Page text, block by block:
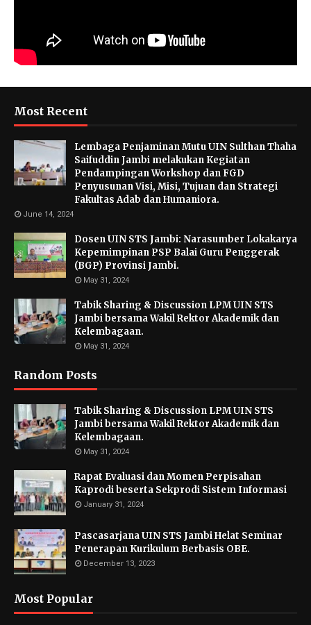
Most Recent
Lembaga Penjaminan Mutu UIN Sulthan Thaha
Saifuddin Jambi melakukan Kegiatan
Pendampingan Workshop dan FGD
Penyusunan Visi, Misi, Tujuan dan Strategi
Fakultas Adab dan Humaniora.
June 14, 2024
Dosen UIN STS Jambi: Narasumber Lokakarya
Kepemimpinan PSP Balai Guru Penggerak
(BGP) Provinsi Jambi.
May 31, 2024
Tabik Sharing & Discussion LPM UIN STS
Jambi bersama Wakil Rektor Akademik dan
Kelembagaan.
May 31, 2024
Random Posts
Tabik Sharing & Discussion LPM UIN STS
Jambi bersama Wakil Rektor Akademik dan
Kelembagaan.
May 31, 2024
Rapat Evaluasi dan Momen Perpisahan
Kaprodi beserta Sekprodi Sistem Informasi
January 31, 2024
Pascasarjana UIN STS Jambi Helat Seminar
Penerapan Kurikulum Berbasis OBE.
December 13, 2023
Most Popular